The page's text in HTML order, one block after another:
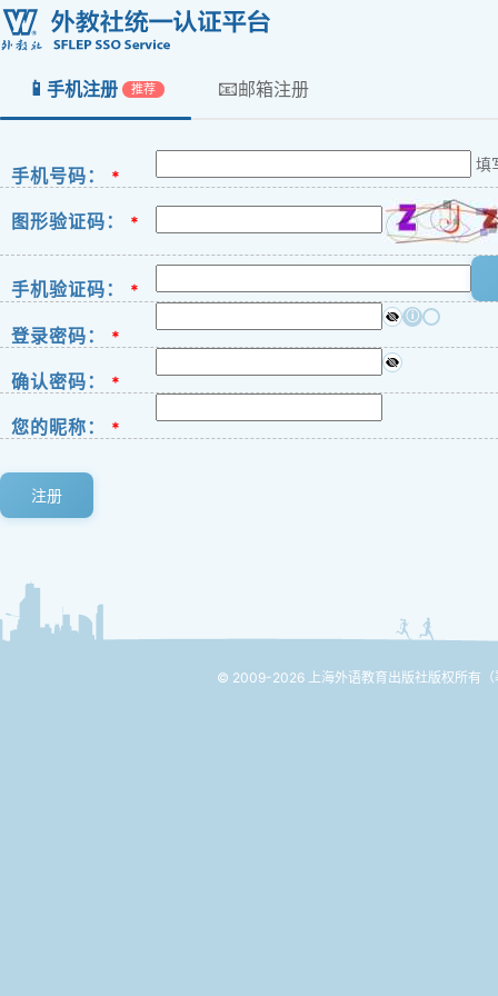
📱 手机注册 推荐 📧邮箱注册
手机号码： *
填
图形验证码： *
手机验证码： *
登录密码： *
ⓘ
确认密码： *
您的昵称： *
注册
© 2009-2026 上海外语教育出版社版权所有